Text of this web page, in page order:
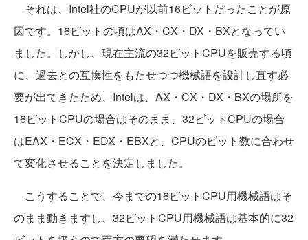
それは、Intel社のCPUが以前16ビットだったことが原
因です。16ビットの頃はAX・CX・DX・BXとなってい
ました。しかし、現在主流の32ビットCPUを販売する頃
に、過去との互換性をもたせつつ機械語を設計し直す必
要が出てきたため、Intelは、AX・CX・DX・BXの場所を
16ビットCPUの場合はそのまま、32ビットCPUの場合
はEAX・ECX・EDX・EBXと、CPUのビット数に合わせ
て変化させることを決定しました。
こうすることで、今までの16ビットCPU用機械語はそ
のまま動きますし、32ビットCPU用機械語は基本的に32